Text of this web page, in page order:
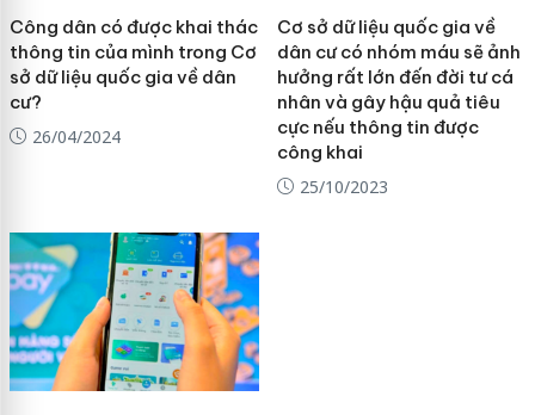
Công dân có được khai thác
thông tin của mình trong Cơ
sở dữ liệu quốc gia về dân
cư?
26/04/2024
Cơ sở dữ liệu quốc gia về
dân cư có nhóm máu sẽ ảnh
hưởng rất lớn đến đời tư cá
nhân và gây hậu quả tiêu
cực nếu thông tin được
công khai
25/10/2023